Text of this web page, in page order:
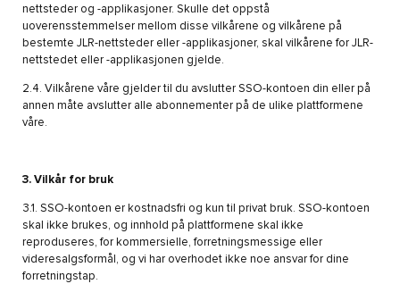
nettsteder og -applikasjoner. Skulle det oppstå
uoverensstemmelser mellom disse vilkårene og vilkårene på
bestemte JLR-nettsteder eller -applikasjoner, skal vilkårene for JLR-
nettstedet eller -applikasjonen gjelde.
2.4. Vilkårene våre gjelder til du avslutter SSO-kontoen din eller på
annen måte avslutter alle abonnementer på de ulike plattformene
våre.
3. Vilkår for bruk
3.1. SSO-kontoen er kostnadsfri og kun til privat bruk. SSO-kontoen
skal ikke brukes, og innhold på plattformene skal ikke
reproduseres, for kommersielle, forretningsmessige eller
videresalgsformål, og vi har overhodet ikke noe ansvar for dine
forretningstap.